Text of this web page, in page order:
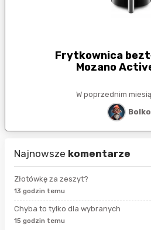
Frytkownica
Mozano
W poprzednim
Najnowsze komentarze
Złotówkę za zeszyt?
13 godzin temu
Chyba to tylko dla wybranych
15 godzin temu